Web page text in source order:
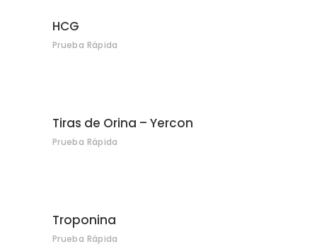
HCG
Prueba Rápida
Tiras de Orina – Yercon
Prueba Rápida
Troponina
Prueba Rápida